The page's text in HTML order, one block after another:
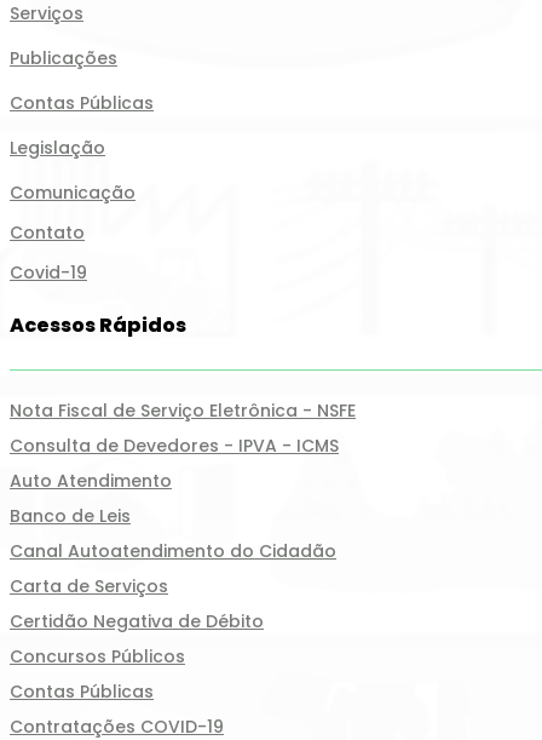
Serviços
Publicações
Contas Públicas
Legislação
Comunicação
Contato
Covid-19
Acessos Rápidos
Nota Fiscal de Serviço Eletrônica - NSFE
Consulta de Devedores - IPVA - ICMS
Auto Atendimento
Banco de Leis
Canal Autoatendimento do Cidadão
Carta de Serviços
Certidão Negativa de Débito
Concursos Públicos
Contas Públicas
Contratações COVID-19